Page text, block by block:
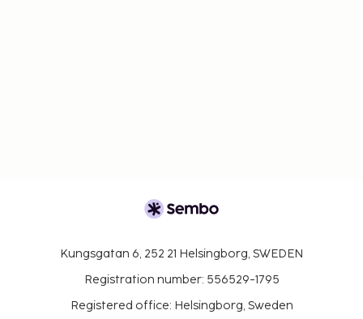
Kungsgatan 6, 252 21 Helsingborg, SWEDEN
Registration number: 556529-1795
Registered office: Helsingborg, Sweden